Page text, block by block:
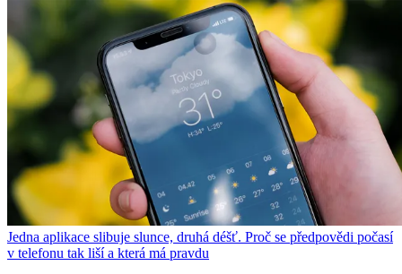
Jedna aplikace slibuje slunce, druhá déšť. Proč se předpovědi počasí
v telefonu tak liší a která má pravdu